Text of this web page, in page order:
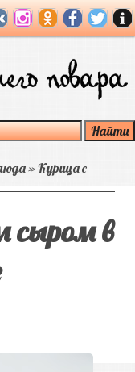
»Курица с
сыром в